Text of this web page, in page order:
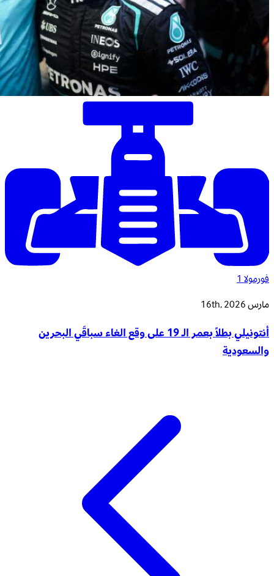
فورمولا 1
مارس 16th, 2026
أنتونيلي بطلاً بعمر الـ 19 على وقع الغاء سباقَي البحرين
والسعودية